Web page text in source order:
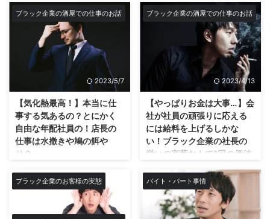
りにボード版の人生ゲームをプレ
イしましたが、なんかリアルだっ
たな。 友達数人としましたが僕
だけがかなり後半まで就職できな
い羽目に…笑 リアルでは就職は
している僕もボードゲームとは言
え焦ってくる。w &nbs ...
ていてやっぱりいい、ToshIの声
♪なんてなってるわけですが(笑)
もはやそんな場合ではないのだ！
なぜ毎年こうなるか！？そんなの
決まってますよね！バイトがみん
な休むから。 これって今やうち
の会社は毎年定 ...
のバイトの見本になってく
どうも僕です★今回はおばちゃん
のパートで接客の愛想が悪いのは
本気でヤバい理由についてです！
おばちゃん愛想悪いの終わって
る…若さで負けてるだわ スーパー
のレジとかでも接客の愛想の悪い
おばさんいるよね。 そういうの
を客として見てると流石に終わっ
てるなと思う。 もちろん働いて
いることには人それぞれ理由はあ
る。でもやる気ないなら止めて欲
しいなと思う。 誰も働いてなん
てお願いしてないわけで。 最近
の若者のレジが愛想悪いのは百歩
譲って分かるが、この世代ぐらい
出しよう！結婚して子供が
生まれてお金がもっと欲し
い…選択肢は誤るな！バイト
に行く時間は無いぞ！ブロ
グを始めろ！
本業1本では幸せになれない時代
に突入。 実社会に感じる違和感…
今回のブログでは2023年になり
ましたので、少し2022年の年末
を振り返ってみました。 忙しい
年末の12月。皆さんもコロナウイ
ルスも落ち着いてきて忘年会シー
ズンで毎週のように会社や個人間
の友達同士の忘年会等の行事があ
ったのではないでしょうか？ 僕
も先日忘年会に行って来ました
が、そこで感じた会話から見る社
ブラック企業の酒屋での仕事のお話
2023/5/7
【気化熱最高！】本当に仕
事する気あるの？とにかく
自由な年配社員の！店長の
仕事は水撒きや鳩の餌や
り？
きじゃないんだよ！仕事しろ！
気化熱といえば、アスファルトに
水を撒いてその時の蒸発で熱を奪
い涼しくしようという昔ながらの
ブラック企業の酒屋での仕事のお話
2023/4/13
【やっぱりお金は大事…】会
社が社員の頑張りに応える
には給料を上げるしかな
い！ブラック企業の社長の
労いの言葉なんて1円の価値
りたい！1円でも昇給して欲
しい！世の中のリアル…ブラ
ック企業の酒屋では仕事を
頑張っても給料も上がらな
ブラック企業のお客様の実態 バイト・パート事情